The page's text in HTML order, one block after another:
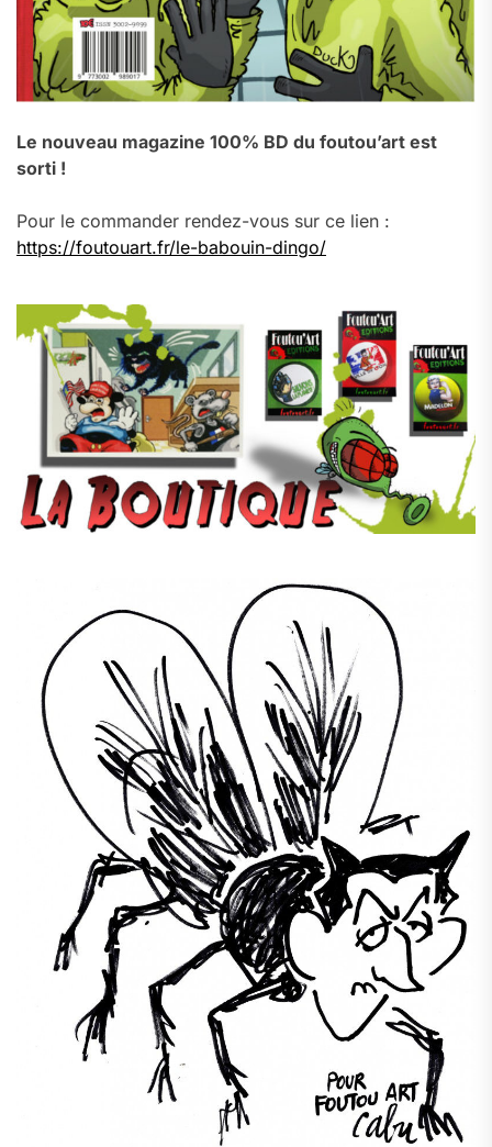
Le nouveau magazine 100% BD du foutou’art est
sorti !
Pour le commander rendez-vous sur ce lien :
https://foutouart.fr/le-babouin-dingo/